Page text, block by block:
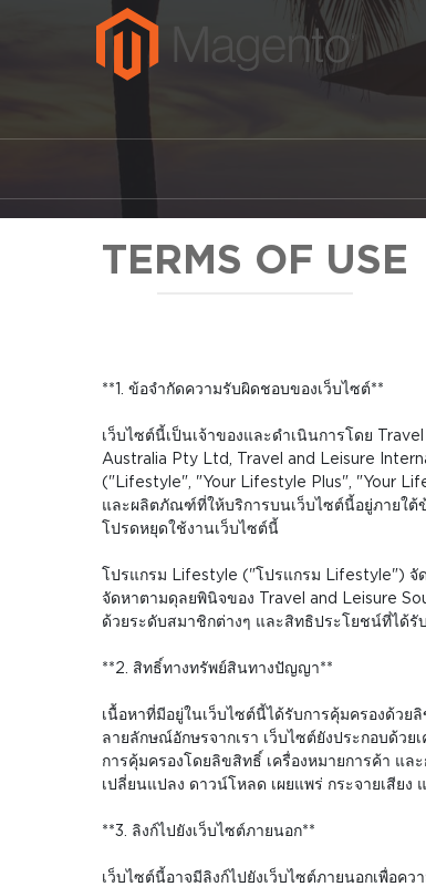
TERMS OF USE
**1. ข้อจำกัดความรับผิดชอบของเว็บไซต์**
เว็บไซต์นี้เป็นเจ้าของและดำเนินการโดย
Australia Pty Ltd, Travel and Leisure
("Lifestyle", "Your Lifestyle Plus", "Your
และผลิตภัณฑ์ที่ให้บริการบนเว็บไซต์นี้อยู่ภายใต้
โปรดหยุดใช้งานเว็บไซต์นี้
โปรแกรม Lifestyle ("โปรแกรม Lifestyle") จั
จัดหาตามดุลยพินิจของ Travel and Leisure
ด้วยระดับสมาชิกต่างๆ และสิทธิประโยชน์ที่ได้
**2. สิทธิ์ทางทรัพย์สินทางปัญญา**
เนื้อหาที่มีอยู่ในเว็บไซต์นี้ได้รับการคุ้มครองด้วย
ลายลักษณ์อักษรจากเรา เว็บไซต์ยังประกอบด้ว
การคุ้มครองโดยลิขสิทธิ์ เครื่องหมายการค้า แ
เปลี่ยนแปลง ดาวน์โหลด เผยแพร่ กระจายเสีย
**3. ลิงก์ไปยังเว็บไซต์ภายนอก**
เว็บไซต์นี้อาจมีลิงก์ไปยังเว็บไซต์ภายนอกเพื่อค